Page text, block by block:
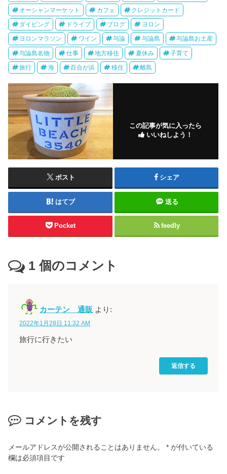
オーシャンマーケット カフェ クレジットカード
ダイビング ドライブ ブログ ヨロン
ヨロンマラソン ワイン 与論 与論島 与論島お土産
与論島名物 仕事 地方移住 夏休み 子育て
旅行 海 百合が浜 移住 離島
この記事が気に入ったら
いいねしよう！
ポスト シェア
はてブ 送る
Pocket feedly
1 個のコメント
カーテン 通販 より:
2022年1月28日 11:32 AM
旅行に行きたい
返信する
コメントを残す
メールアドレスが公開されることはありません。 * が付いている
欄は必須項目です